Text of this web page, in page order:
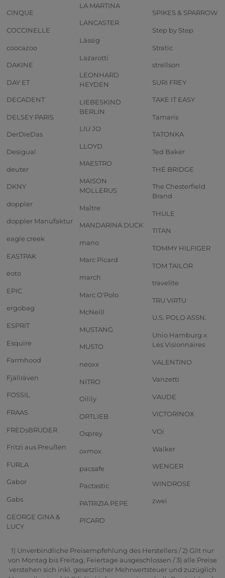
CINQUE
COCCINELLE
coocazoo
DAKINE
DAY ET
DECADENT
DELSEY PARIS
DerDieDas
Desigual
deuter
DKNY
doppler
doppler Manufaktur
eagle creek
EASTPAK
eoto
EPIC
ergobag
ESPRIT
Esquire
Farmhood
Fjällräven
FOSSIL
FRAAS
FREDsBRUDER
Fritzi aus Preußen
FURLA
Gabor
Gabs
GEORGE GINA &
LUCY
LA MARTINA
LANCASTER
Lässig
Lazarotti
LEONHARD
HEYDEN
LIEBESKIND
BERLIN
LIU JO
LLOYD
MAESTRO
MAISON
MOLLERUS
Maître
MANDARINA DUCK
mano
Marc Picard
march
Marc O'Polo
McNeill
MUSTANG
MUSTO
neoxx
NITRO
Oilily
ORTLIEB
Osprey
oxmox
pacsafe
Pactastic
PATRIZIA PEPE
PICARD
SPIKES & SPARROW
Step by Step
Stratic
strellson
SURI FREY
TAKE IT EASY
Tamaris
TATONKA
Ted Baker
THE BRIDGE
The Chesterfield
Brand
THULE
TITAN
TOMMY HILFIGER
TOM TAILOR
travelite
TRU VIRTU
U.S. POLO ASSN.
Unio Hamburg x
Les Visionnaires
VALENTINO
Vanzetti
VAUDE
VICTORINOX
VOi
Walker
WENGER
WINDROSE
zwei
1) Unverbindliche Preisempfehlung des Herstellers / 2) Gilt nur
von Montag bis Freitag, Feiertage ausgeschlossen / 3) alle Preise
verstehen sich inkl. gesetzlicher Mehrwertsteuer und zuzüglich